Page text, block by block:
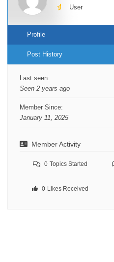
User
Profile
Post History
Last seen:
Seen 2 years ago
Member Since:
January 11, 2025
Member Activity
0 Topics Started
0 Likes Received